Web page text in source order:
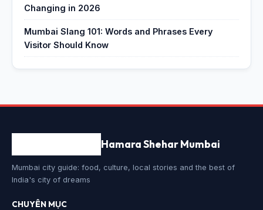
Changing in 2026
Mumbai Slang 101: Words and Phrases Every
Visitor Should Know
Hamara Shehar Mumbai
Mumbai city guide: food, culture, local stories and the best of
India's city of dreams
CHUYÊN MỤC